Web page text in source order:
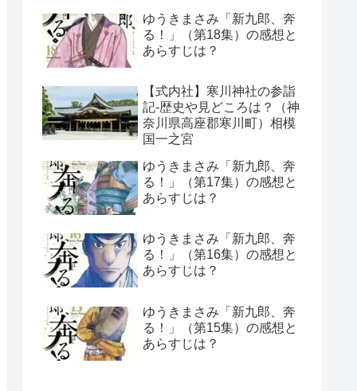
ゆうきまさみ「新九郎、奔
る！」（第18集）の感想と
あらすじは？
【式内社】寒川神社の参詣
記-歴史や見どころは？（神
奈川県高座郡寒川町）相模
国一之宮
ゆうきまさみ「新九郎、奔
る！」（第17集）の感想と
あらすじは？
ゆうきまさみ「新九郎、奔
る！」（第16集）の感想と
あらすじは？
ゆうきまさみ「新九郎、奔
る！」（第15集）の感想と
あらすじは？